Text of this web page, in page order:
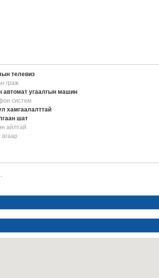
телевиз
граж
автомат угаалгын машин
систем
хамгаалалттай
шат
айлтай
агаар